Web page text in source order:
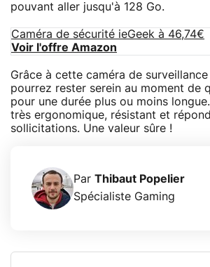
pouvant aller jusqu'à 128 Go.
Caméra de sécurité ieGeek à 46,74€
Voir l'offre Amazon
Grâce à cette caméra de
pourrez rester serein au moment de
pour une durée plus ou moins
très ergonomique, résistant et
sollicitations. Une valeur sûre !
Par Thibaut Popelier
Spécialiste Gaming